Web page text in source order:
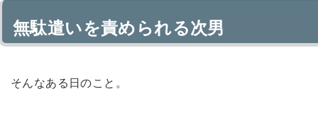
無駄遣いを責められる次男
そんなある日のこと。